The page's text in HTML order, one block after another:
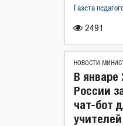
2491
Газета
НОВОСТИ
В январе
России
чат-бот
учителей